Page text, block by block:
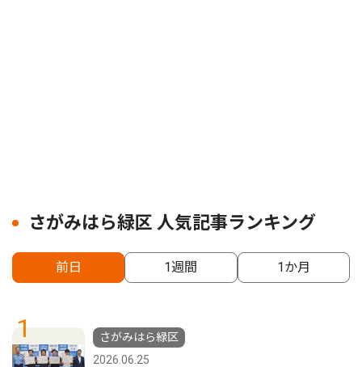
さがみはら緑区 人気記事ランキング
前日 1週間 1か月
1
さがみはら緑区
2026.06.25